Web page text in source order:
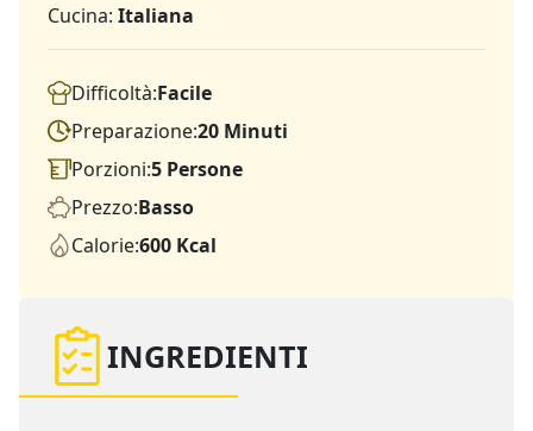
Cucina: Italiana
Difficoltà:Facile
Preparazione:20 Minuti
Porzioni:5 Persone
Prezzo:Basso
Calorie:600 Kcal
INGREDIENTI